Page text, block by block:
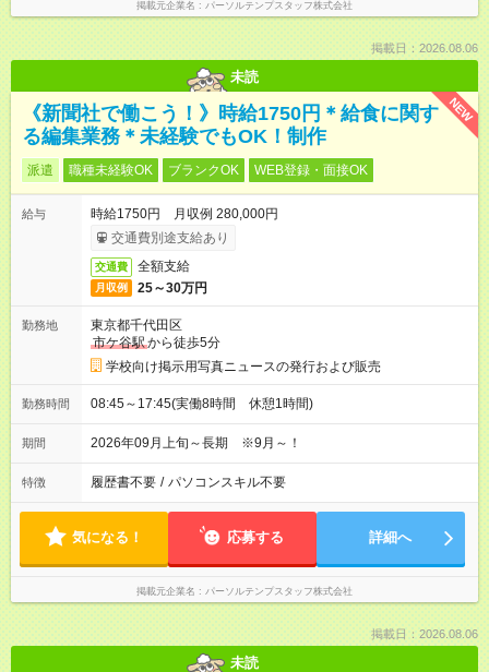
掲載元企業名 パーソルテンプスタッフ株式会社
掲載日：2026.08.06
未読
NEW
《新聞社で働こう！》時給1750円＊給食に関す
る編集業務＊未経験でもOK！制作
派遣 職種未経験OK ブランクOK WEB登録・面接OK
給与
時給1750円 月収例 280,000円
交通費別途支給あり
交通費 全額支給
月収例 25～30万円
勤務地
東京都千代田区
市ケ谷駅から徒歩5分
学校向け掲示用写真ニュースの発行および販売
勤務時間 08:45～17:45(実働8時間 休憩1時間)
期間 2026年09月上旬～長期 ※9月～！
特徴 履歴書不要 / パソコンスキル不要
気になる！ 応募する 詳細へ
掲載元企業名 パーソルテンプスタッフ株式会社
掲載日：2026.08.06
未読